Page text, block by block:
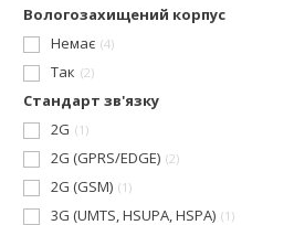
Вологозахищений корпус
Немає 4
Так 2
Стандарт зв'язку
2G
1
2G (GPRS/EDGE) 2
2G (GSM) 1
3G (UMTS, HSUPA, HSPA) 1